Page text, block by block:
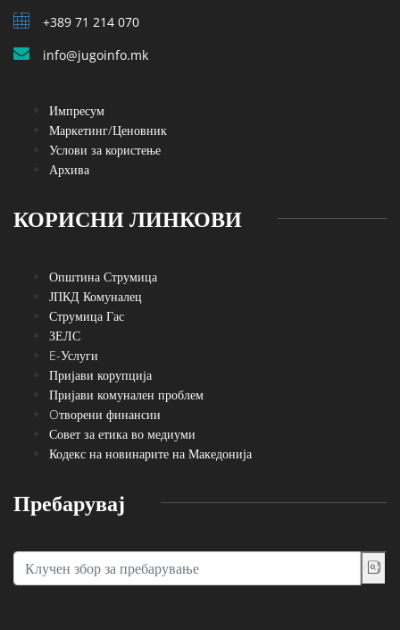
+389 71 214 070
info@jugoinfo.mk
Импресум
Маркетинг/Ценовник
Услови за користење
Архива
КОРИСНИ ЛИНКОВИ
Општина Струмица
ЈПКД Комуналец
Струмица Гас
ЗЕЛС
E-Услуги
Пријави корупција
Пријави комунален проблем
Oтворени финансии
Совет за етика во медиуми
Кодекс на новинарите на Македонија
Пребарувај